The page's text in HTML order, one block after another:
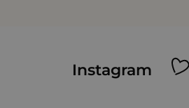
Instagram